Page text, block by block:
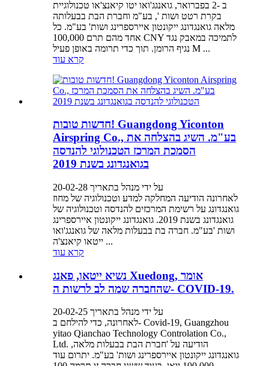
ב -2 בפברואר, גואנגג'ואו יטו קיאנצ'או טכנולוגיית
בקרת רטט ושות ', בע"מ וחברת הבת בבעלותה
מלאה גואנגדונג ייקונטון איירספרינג ושות' בע"מ. כל
אחד מהם תרם 100,000 CNY לתמיכה במאבק נגד
נגיף הרומן. תוך כדי תרומה באופן פעיל M ...
קרא עוד
חדשות טובות! Guangdong Yiconton
Airspring Co., בע"מ. השיג בהצלחה את
הסמכת המרכז הטכנולוגי להנדסה
בגואנגדונג בשנת 2019
על ידי מנהל בתאריך 20-02-28
לאחרונה הודיעה המחלקה למדע וטכנולוגיה של מחוז
גואנגדונג על רשימת המרכזים להנדסה וטכנולוגיה של
גואנגדונג בשנת 2019. גואנגדונג ייקונטון איירספרינג
ושות 'בע"מ. חברה בת בבעלות מלאה של גואנגג'ואו
ייטאו קיאנצ'ה ...
קרא עוד
נשיא ייטאו, פאנג Xuedong, אומר
שהחברה שמה לב לרשות ה- COVID-19.
על ידי מנהל בתאריך 20-02-25
לאחרונה, כדי להילחם ב- Covid-19, Guangzhou
yitao Qianchao Technology Controlation Co.,
Ltd. הודיעה על 'חברת הבת בבעלות מלאה,
גואנגדונג ייקונטון איירספרינג ושות' בע"מ. יתרום עוד